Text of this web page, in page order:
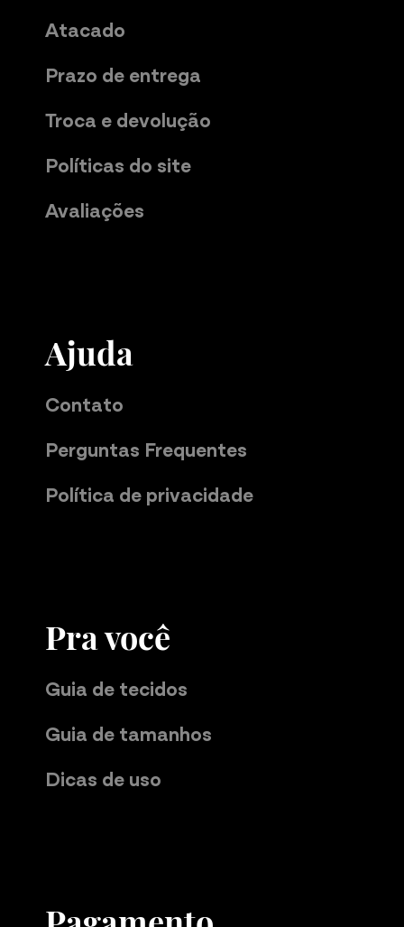
Atacado
Prazo de entrega
Troca e devolução
Políticas do site
Avaliações
Ajuda
Contato
Perguntas Frequentes
Política de privacidade
Pra você
Guia de tecidos
Guia de tamanhos
Dicas de uso